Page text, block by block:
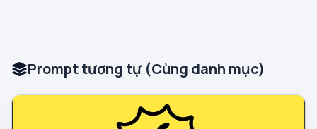
Prompt tương tự (Cùng danh mục)